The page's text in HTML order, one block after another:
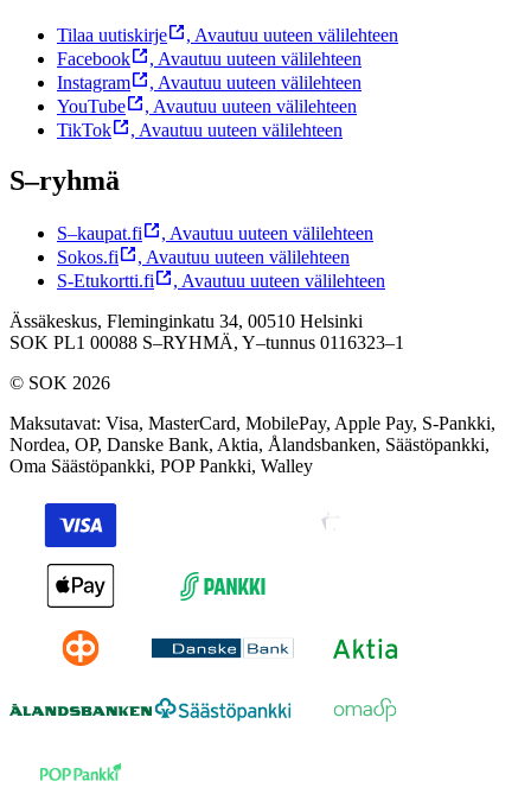
Tilaa uutiskirje , Avautuu uuteen välilehteen
Facebook
, Avautuu uuteen välilehteen
Instagram
, Avautuu uuteen välilehteen
YouTube
, Avautuu uuteen välilehteen
TikTok
, Avautuu uuteen välilehteen
S–ryhmä
S–kaupat.fi , Avautuu uuteen välilehteen
Sokos.fi
, Avautuu uuteen välilehteen
S-Etukortti.fi
, Avautuu uuteen välilehteen
Ässäkeskus, Fleminginkatu 34, 00510 Helsinki
SOK PL1 00088 S–RYHMÄ, Y–tunnus 0116323–1
© SOK 2026
Maksutavat: Visa, MasterCard, MobilePay, Apple Pay, S-Pankki,
Nordea, OP, Danske Bank, Aktia, Ålandsbanken, Säästöpankki,
Oma Säästöpankki, POP Pankki, Walley